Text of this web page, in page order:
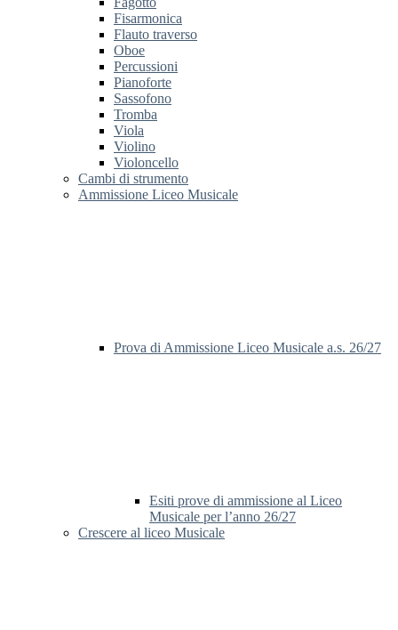
Fisarmonica
Flauto traverso
Oboe
Percussioni
Pianoforte
Sassofono
Tromba
Viola
Violino
Violoncello
Cambi di strumento
Ammissione Liceo Musicale
Prova di Ammissione Liceo Musicale a.s. 26/27
Esiti prove di ammissione al Liceo
Musicale per l’anno 26/27
Crescere al liceo Musicale